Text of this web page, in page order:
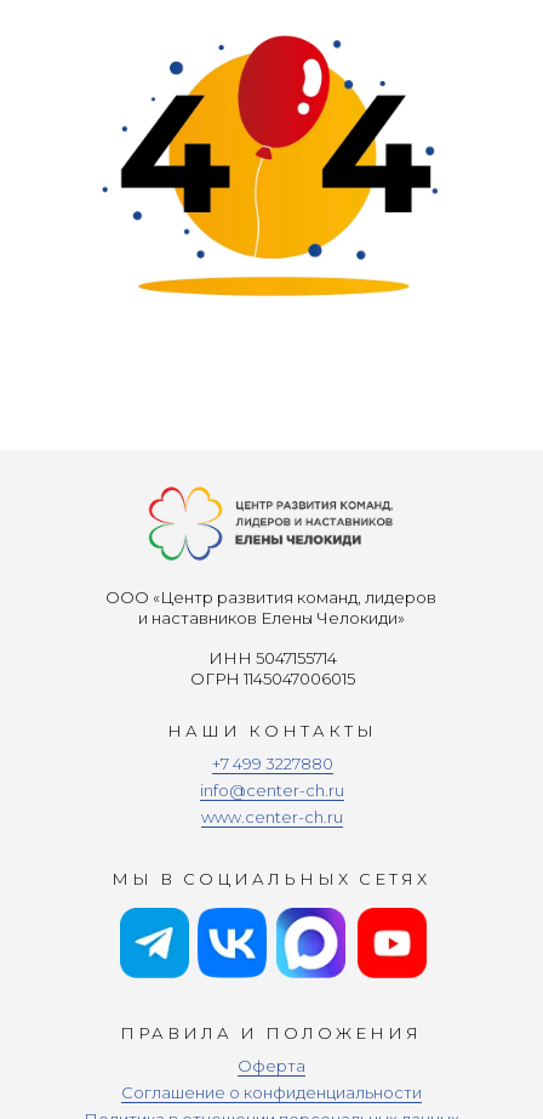
+7 499 3227880
info@center-ch.ru
www.center-ch.ru
МЫ В СОЦИАЛЬНЫХ СЕТЯХ
ПРАВИЛА И ПОЛОЖЕНИЯ
НАШИ КОНТАКТЫ
ИНН 5047155714
ОГРН 1145047006015
Оферта
Соглашение о конфиденциальности
ООО «Центр развития команд, лидеров
и наставников Елены Челокиди»